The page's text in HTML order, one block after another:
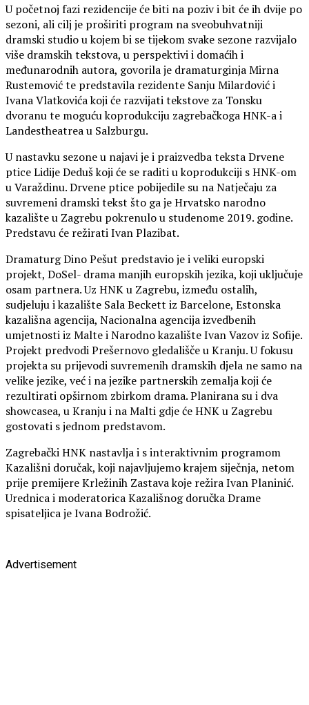
U početnoj fazi rezidencije će biti na poziv i bit će ih dvije po
sezoni, ali cilj je proširiti program na sveobuhvatniji
dramski studio u kojem bi se tijekom svake sezone razvijalo
više dramskih tekstova, u perspektivi i domaćih i
međunarodnih autora, govorila je dramaturginja Mirna
Rustemović te predstavila rezidente Sanju Milardović i
Ivana Vlatkovića koji će razvijati tekstove za Tonsku
dvoranu te moguću koprodukciju zagrebačkoga HNK-a i
Landestheatrea u Salzburgu.
U nastavku sezone u najavi je i praizvedba teksta Drvene
ptice Lidije Deduš koji će se raditi u koprodukciji s HNK-om
u Varaždinu. Drvene ptice pobijedile su na Natječaju za
suvremeni dramski tekst što ga je Hrvatsko narodno
kazalište u Zagrebu pokrenulo u studenome 2019. godine.
Predstavu će režirati Ivan Plazibat.
Dramaturg Dino Pešut predstavio je i veliki europski
projekt, DoSel- drama manjih europskih jezika, koji uključuje
osam partnera. Uz HNK u Zagrebu, između ostalih,
sudjeluju i kazalište Sala Beckett iz Barcelone, Estonska
kazališna agencija, Nacionalna agencija izvedbenih
umjetnosti iz Malte i Narodno kazalište Ivan Vazov iz Sofije.
Projekt predvodi Prešernovo gledališče u Kranju. U fokusu
projekta su prijevodi suvremenih dramskih djela ne samo na
velike jezike, već i na jezike partnerskih zemalja koji će
rezultirati opširnom zbirkom drama. Planirana su i dva
showcasea, u Kranju i na Malti gdje će HNK u Zagrebu
gostovati s jednom predstavom.
Zagrebački HNK nastavlja i s interaktivnim programom
Kazališni doručak, koji najavljujemo krajem siječnja, netom
prije premijere Krležinih Zastava koje režira Ivan Planinić.
Urednica i moderatorica Kazališnog doručka Drame
spisateljica je Ivana Bodrožić.
Advertisement